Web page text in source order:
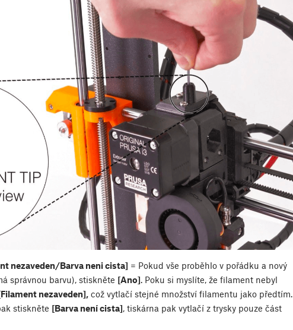
nezaveden/Barva neni cista] = Pokud vše proběhlo v pořádku a nový
správnou barvu), stiskněte [Ano]. Poku si myslíte, že filament nebyl
nezaveden],což vytlačí stejné množství filamentu jako předtím.
stiskněte [Barva není cista], tiskárna pak vytlačí z trysky pouze část